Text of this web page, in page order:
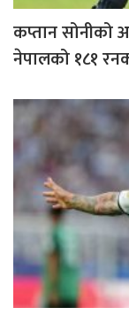
कप्तान सोनीको
नेपालको १८१